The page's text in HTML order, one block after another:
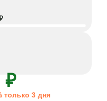
₽
только 3 дня